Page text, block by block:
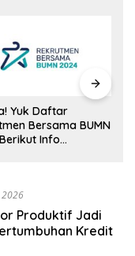
Daftar
Bersama BUMN
Info
2026
Produktif Jadi
Kredit